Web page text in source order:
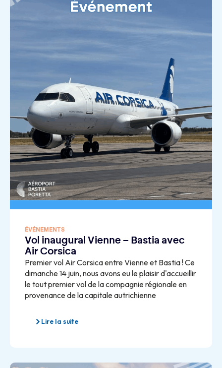
ÉVÉNEMENTS
Vol inaugural Vienne – Bastia avec
Air Corsica
Premier vol Air Corsica entre Vienne et Bastia ! Ce
dimanche 14 juin, nous avons eu le plaisir d'accueillir
le tout premier vol de la compagnie régionale en
provenance de la capitale autrichienne
Lire la suite